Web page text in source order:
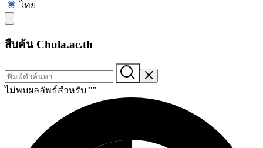
ไทย
สืบค้น Chula.ac.th
ไม่พบผลลัพธ์สำหรับ ""